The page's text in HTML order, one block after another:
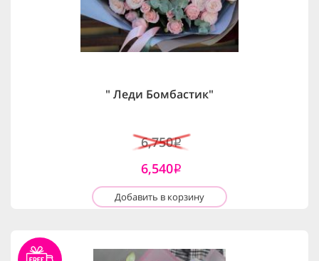
" Леди Бомбастик"
6,750i
6,540i
Добавить в корзину